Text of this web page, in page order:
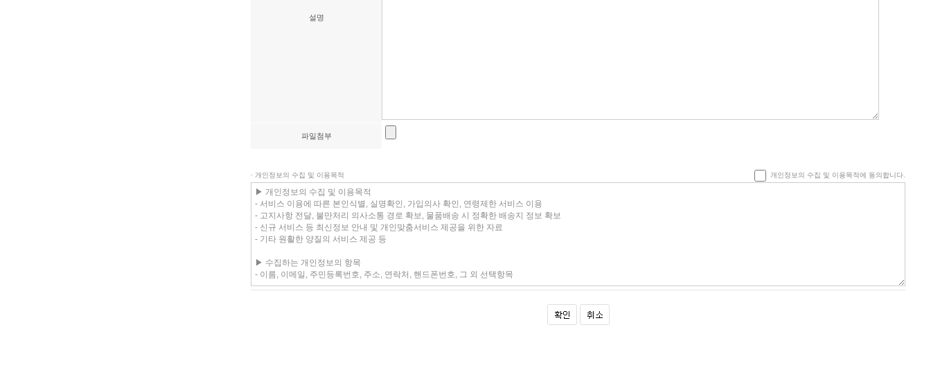
설명
파일첨부
· 개인정보의 수집 및 이용목적 개인정보의 수집 및 이용목적에 동의합니다.